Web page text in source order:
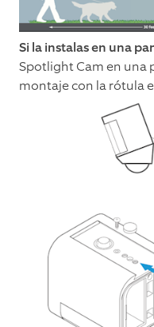
Si la instalas en una
Spotlight Cam en una
montaje con la rótula